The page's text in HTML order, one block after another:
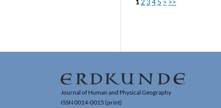
Journal of Human and Physical Geography
ISSN 0014-0015 (print)